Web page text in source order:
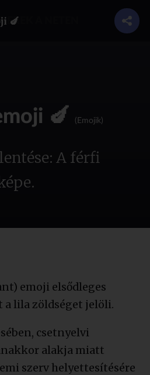
A NETEN
🍆
🍆 (Emojik)
A férfi
emoji elsődleges
a lila zöldséget jelöli.
csetnyelvi
alakja miatt
szerv helyettesítésére